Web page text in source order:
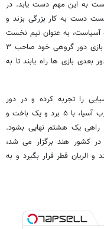
به این مهم دست یابد. در
دست به کار بزرگی بزند و
آسیاست، به عنوان تیم نخست
گروه A به دور یک هشتم برسد. تاجیکی ها در ۶ بازی دور گروهی خود صاحب ۳
بازی ها راه یابند تا به
را تجربه کرده و در دور
گروهی، با ثبت بهترین عملکرد در بین تیم های غرب آسیا، با ۵ برد و یک باخت و
با ۱۵ امتیاز توانست به عنوان صدرنشین گروه E راهی یک هشتم نهایی بشود.
در کشور هند برگزار می شد،
و الریان قطر قرار بگیرد و به